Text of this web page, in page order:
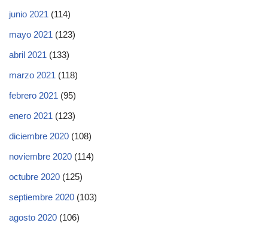
junio 2021 (114)
mayo 2021 (123)
abril 2021 (133)
marzo 2021 (118)
febrero 2021 (95)
enero 2021 (123)
diciembre 2020 (108)
noviembre 2020 (114)
octubre 2020 (125)
septiembre 2020 (103)
agosto 2020 (106)